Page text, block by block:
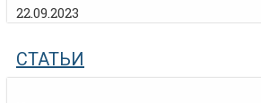
22.09.2023
СТАТЬИ